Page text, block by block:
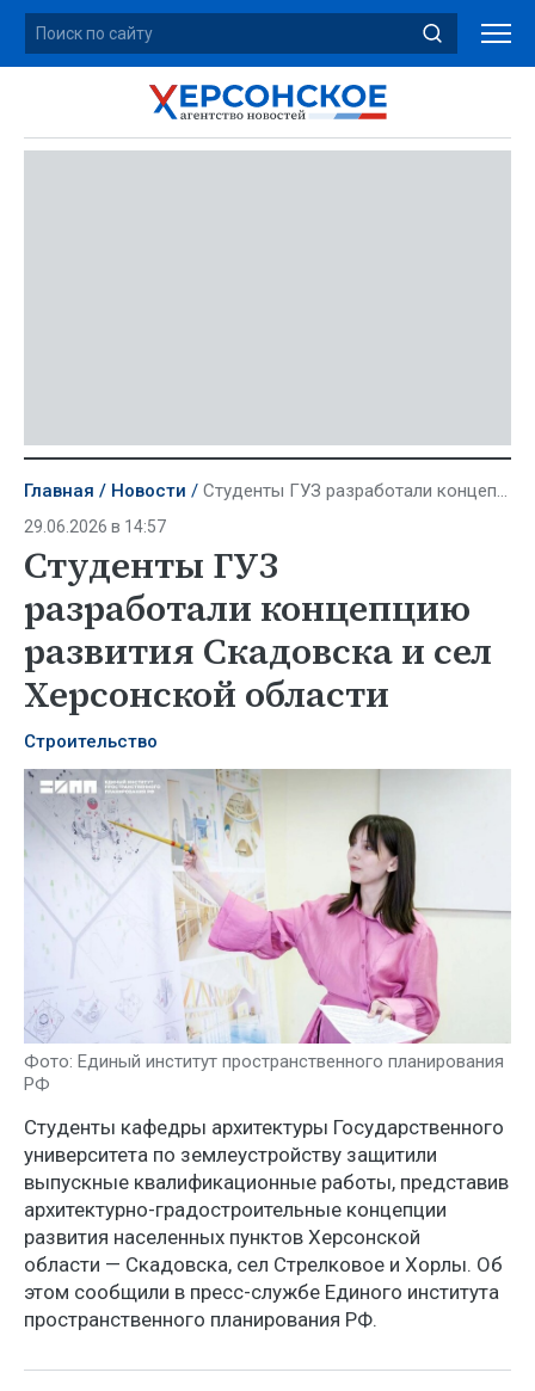
Главная Новости Студенты ГУЗ разработали концепцию развития Скадовска и сел Херсонской области
29.06.2026 в 14:57
Студенты ГУЗ
разработали концепцию
развития Скадовска и сел
Херсонской области
Строительство
Фото: Единый институт пространственного планирования
РФ
Студенты кафедры архитектуры Государственного
университета по землеустройству защитили
выпускные квалификационные работы, представив
архитектурно-градостроительные концепции
развития населенных пунктов Херсонской
области — Скадовска, сел Стрелковое и Хорлы. Об
этом сообщили в пресс-службе Единого института
пространственного планирования РФ.